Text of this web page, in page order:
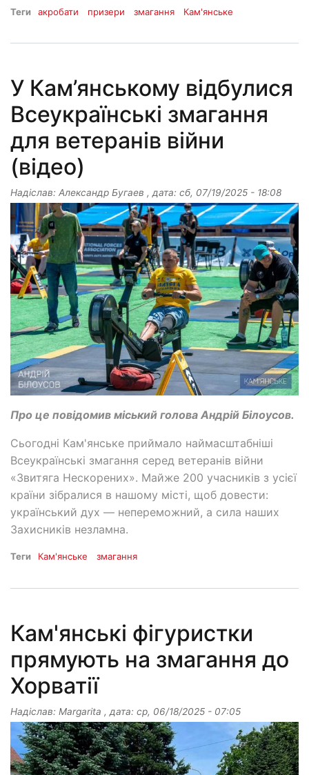
Теги акробати призери змагання Кам'янське
У Кам’янському відбулися
Всеукраїнські змагання
для ветеранів війни
(відео)
Надіслав: Александр Бугаев , дата: сб, 07/19/2025 - 18:08
Про це повідомив міський голова Андрій Білоусов.
Сьогодні Кам'янське приймало наймасштабніші
Всеукраїнські змагання серед ветеранів війни
«Звитяга Нескорених». Майже 200 учасників з усієї
країни зібралися в нашому місті, щоб довести:
український дух — непереможний, а сила наших
Захисників незламна.
Теги Кам'янське змагання
Кам'янські фігуристки
прямують на змагання до
Хорватії
Надіслав: Margarita , дата: ср, 06/18/2025 - 07:05